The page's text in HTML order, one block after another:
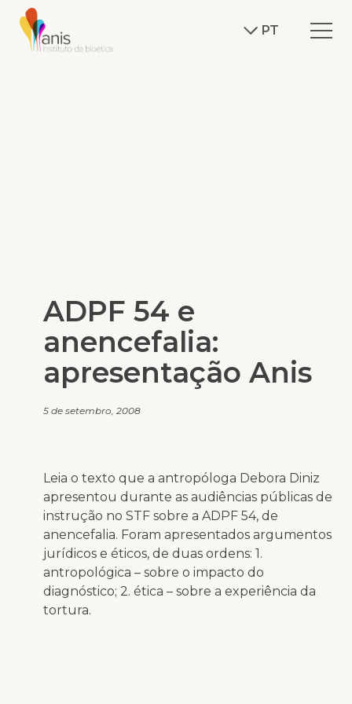
PT
ADPF 54 e
anencefalia:
apresentação Anis
5 de setembro, 2008
Leia o texto que a antropóloga Debora Diniz
apresentou durante as audiências públicas de
instrução no STF sobre a ADPF 54, de
anencefalia. Foram apresentados argumentos
jurídicos e éticos, de duas ordens: 1.
antropológica – sobre o impacto do
diagnóstico; 2. ética – sobre a experiência da
tortura.